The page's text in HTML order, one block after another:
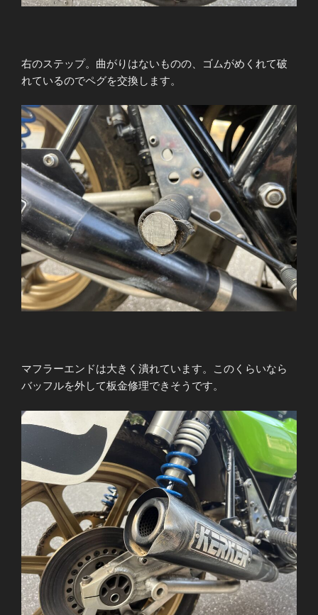
右のステップ。曲がりはないものの、ゴムがめくれて破
れているのでペグを交換します。
マフラーエンドは大きく潰れています。このくらいなら
バッフルを外して板金修理できそうです。